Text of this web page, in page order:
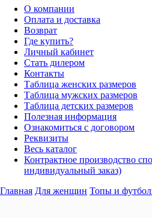
О компании
Оплата и доставка
Возврат
Где купить?
Личный кабинет
Стать дилером
Контакты
Таблица женских размеров
Таблица мужских размеров
Таблица детских размеров
Полезная информация
Ознакомиться с договором
Реквизиты
Весь каталог
Контрактное производство
индивидуальный заказ)
Главная Для женщин Топы и